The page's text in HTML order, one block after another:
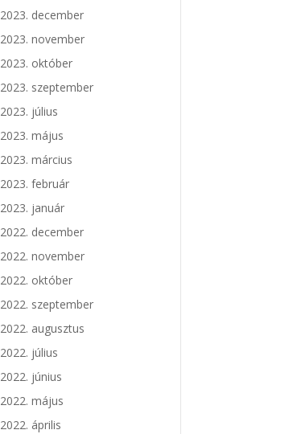
2023. december
2023. november
2023. október
2023. szeptember
2023. július
2023. május
2023. március
2023. február
2023. január
2022. december
2022. november
2022. október
2022. szeptember
2022. augusztus
2022. július
2022. június
2022. május
2022. április